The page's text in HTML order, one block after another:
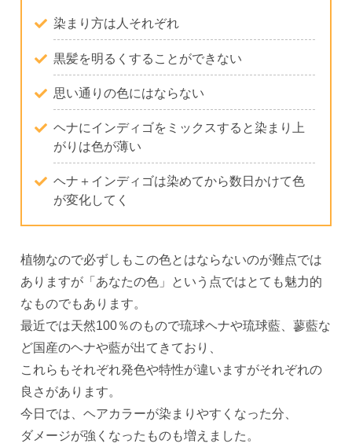
染まり方は人それぞれ
黒髪を明るくすることができない
思い通りの色にはならない
ヘナにインディゴをミックスすると染まり上
がりは色が薄い
ヘナ＋インディゴは染めてから数日かけて色
が変化してく
植物なので必ずしもこの色とはならないのが難点では
ありますが「あなたの色」という点ではとても魅力的
なものでもあります。
最近では天然100％のもので琉球ヘナや琉球藍、蓼藍な
ど国産のヘナや藍が出てきており、
これらもそれぞれ発色や特性が違いますがそれぞれの
良さがあります。
今日では、ヘアカラーが染まりやすくなった分、
ダメージが強くなったものも増えました。